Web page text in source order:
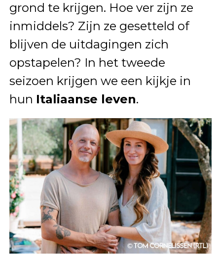
grond te krijgen. Hoe ver zijn ze
inmiddels? Zijn ze gesetteld of
blijven de uitdagingen zich
opstapelen? In het tweede
seizoen krijgen we een kijkje in
hun Italiaanse leven.